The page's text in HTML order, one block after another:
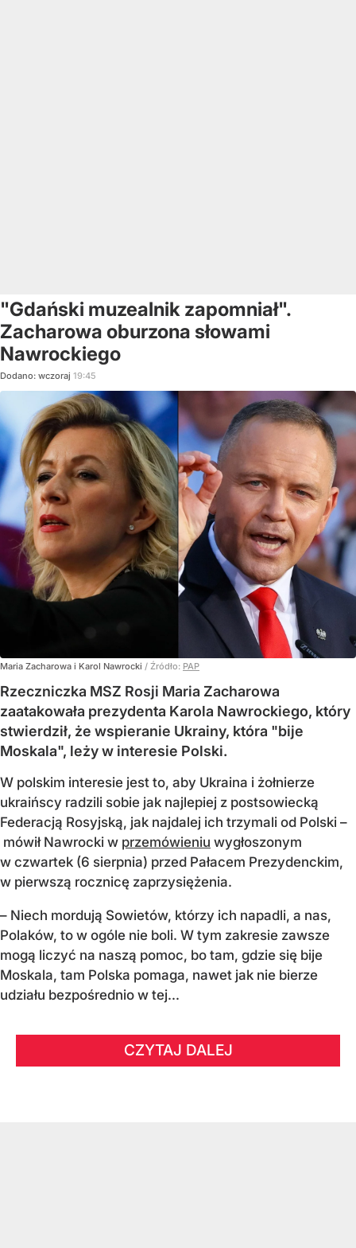
"Gdański muzealnik zapomniał".
Zacharowa oburzona słowami
Nawrockiego
Dodano: wczoraj 19:45
Maria Zacharowa i Karol Nawrocki / Źródło: PAP
Rzeczniczka MSZ Rosji Maria Zacharowa
zaatakowała prezydenta Karola Nawrockiego, który
stwierdził, że wspieranie Ukrainy, która "bije
Moskala", leży w interesie Polski.
W polskim interesie jest to, aby Ukraina i żołnierze
ukraińscy radzili sobie jak najlepiej z postsowiecką
Federacją Rosyjską, jak najdalej ich trzymali od Polski –
mówił Nawrocki w przemówieniu wygłoszonym
w czwartek (6 sierpnia) przed Pałacem Prezydenckim,
w pierwszą rocznicę zaprzysiężenia.
– Niech mordują Sowietów, którzy ich napadli, a nas,
Polaków, to w ogóle nie boli. W tym zakresie zawsze
mogą liczyć na naszą pomoc, bo tam, gdzie się bije
Moskala, tam Polska pomaga, nawet jak nie bierze
udziału bezpośrednio w tej...
CZYTAJ DALEJ